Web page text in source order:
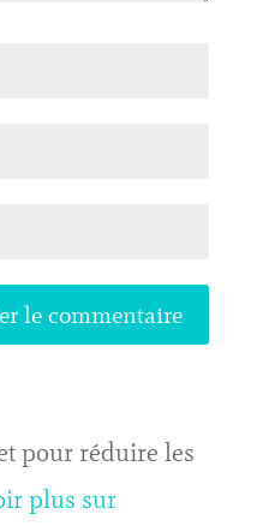
pour réduire les
plus sur